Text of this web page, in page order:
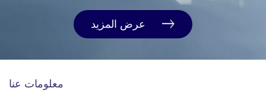
عرض المزيد
معلومات عنا